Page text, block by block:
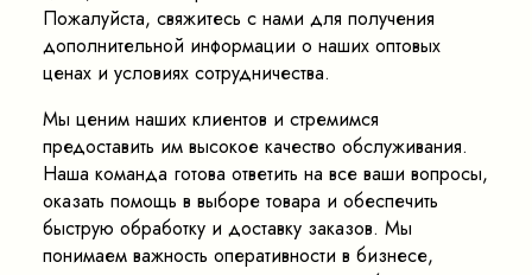
Пожалуйста, свяжитесь с нами для получения
дополнительной информации о наших оптовых
ценах и условиях сотрудничества.
Мы ценим наших клиентов и стремимся
предоставить им высокое качество обслуживания.
Наша команда готова ответить на все ваши вопросы,
оказать помощь в выборе товара и обеспечить
быструю обработку и доставку заказов. Мы
понимаем важность оперативности в бизнесе,